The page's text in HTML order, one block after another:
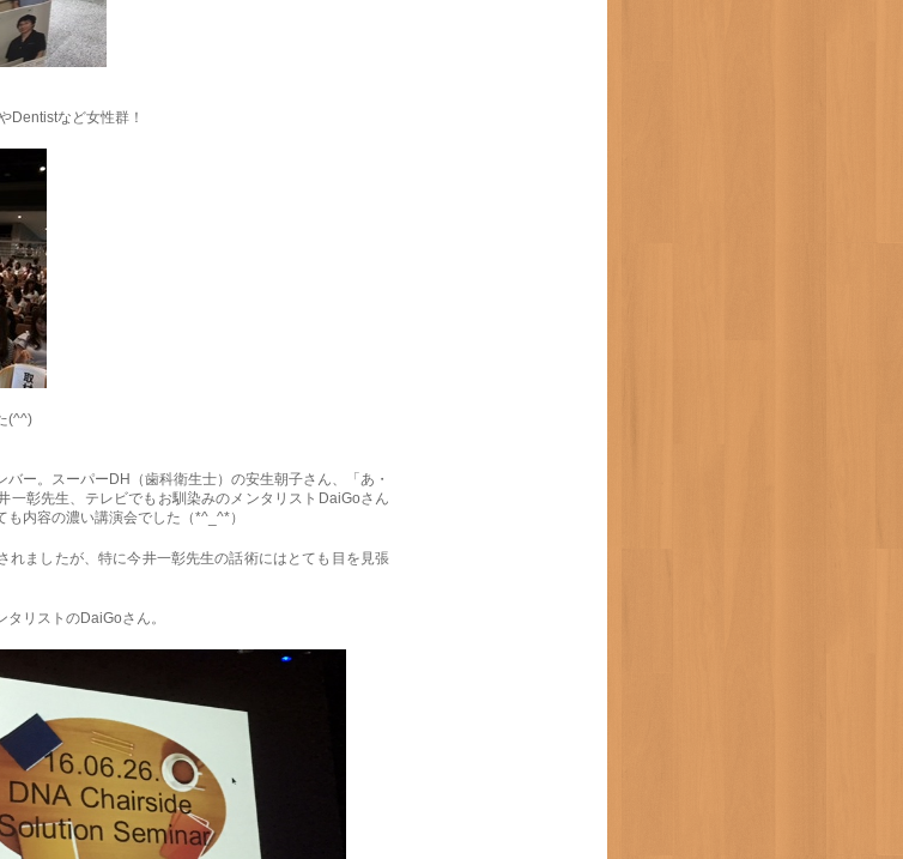
Dentistなど女性群！
(^^)
ー。スーパーDH（歯科衛生士）の安生朝子さん、「あ・
一彰先生、テレビでもお馴染みのメンタリストDaiGoさん
内容の濃い講演会でした（*^_^*）
れましたが、特に今井一彰先生の話術にはとても目を見張
リストのDaiGoさん。